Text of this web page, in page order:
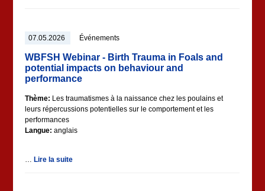
07.05.2026 Événements
WBFSH Webinar - Birth Trauma in Foals and
potential impacts on behaviour and
performance
Thème: Les traumatismes à la naissance chez les poulains et
leurs répercussions potentielles sur le comportement et les
performances
Langue: anglais
… Lire la suite